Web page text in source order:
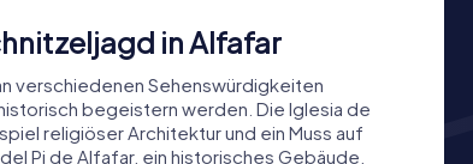
in Alfafar
verschiedenen Sehenswürdigkeiten
begeistern werden. Die Iglesia de
religiöser Architektur und ein Muss auf
Pi de Alfafar, ein historisches Gebäude,